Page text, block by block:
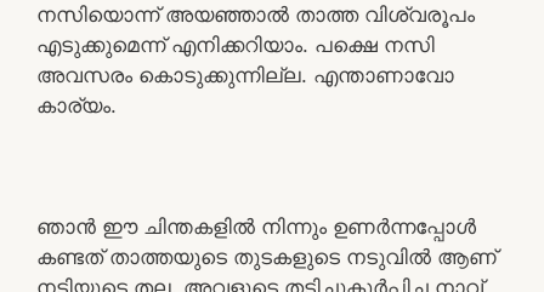
നസിയൊന്ന് അയഞ്ഞാൽ താത്ത വിശ്വരൂപം
എടുക്കുമെന്ന് എനിക്കറിയാം. പക്ഷെ നസി
അവസരം കൊടുക്കുന്നില്ല. എന്താണാവോ
കാര്യം.
ഞാൻ ഈ ചിന്തകളിൽ നിന്നും ഉണർന്നപ്പോൾ
കണ്ടത് താത്തയുടെ തുടകളുടെ നടുവിൽ ആണ്
നടിയുടെ തല. അവളുടെ തടിച്ചുകൂർപ്പിച്ച നാവ്